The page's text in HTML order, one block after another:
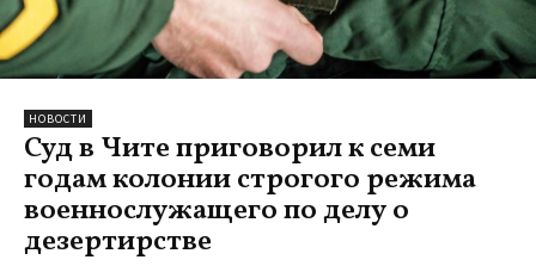
НОВОСТИ
Суд в Чите приговорил к семи
годам колонии строгого режима
военнослужащего по делу о
дезертирстве